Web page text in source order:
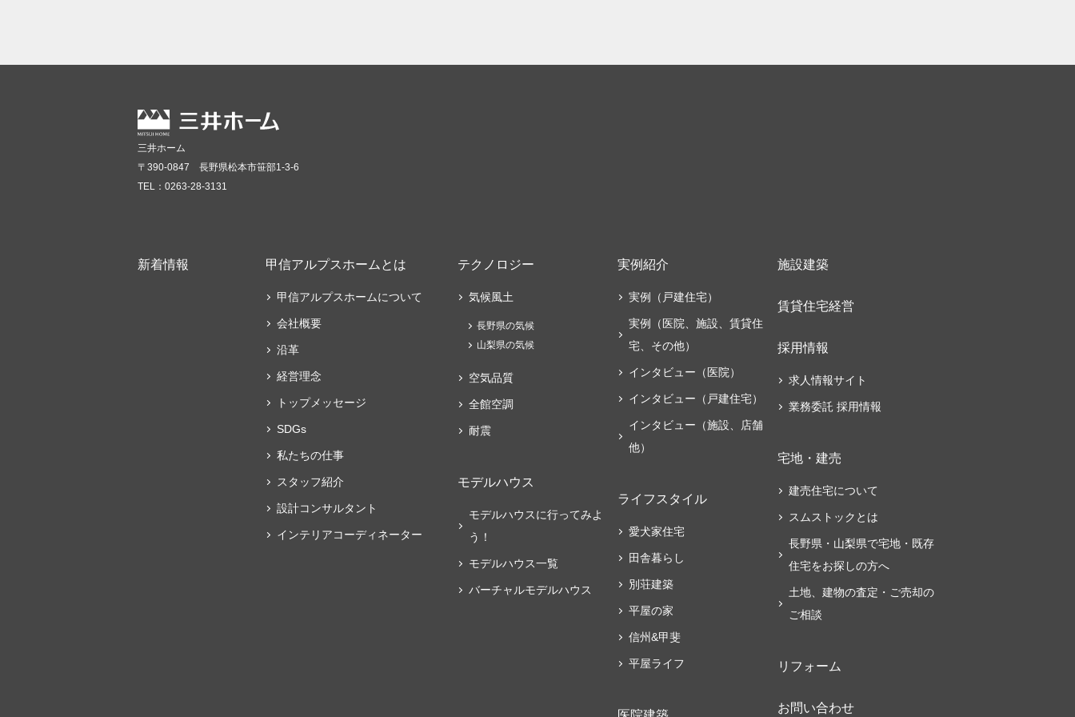
三井ホーム
〒390-0847 長野県松本市笹部1-3-6
TEL：0263-28-3131
新着情報 甲信アルプスホームとは
甲信アルプスホームについて
会社概要
沿革
経営理念
トップメッセージ
SDGs
私たちの仕事
スタッフ紹介
設計コンサルタント
インテリアコーディネーター
テクノロジー
気候風土
長野県の気候
山梨県の気候
空気品質
全館空調
耐震
モデルハウス
モデルハウスに行ってみよ
う！
モデルハウス一覧
バーチャルモデルハウス
実例紹介
実例（戸建住宅）
実例（医院、施設、賃貸住
宅、その他）
インタビュー（医院）
インタビュー（戸建住宅）
インタビュー（施設、店舗
他）
ライフスタイル
愛犬家住宅
田舎暮らし
別荘建築
平屋の家
信州&甲斐
平屋ライフ
施設建築
賃貸住宅経営
採用情報
求人情報サイト
業務委託 採用情報
宅地・建売
建売住宅について
スムストックとは
長野県・山梨県で宅地・既存
住宅をお探しの方へ
土地、建物の査定・ご売却の
ご相談
リフォーム
お問い合わせ